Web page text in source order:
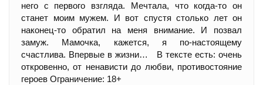
него с первого взгляда. Мечтала, что когда-то он
станет моим мужем. И вот спустя столько лет он
наконец-то обратил на меня внимание. И позвал
замуж. Мамочка, кажется, я по-настоящему
счастлива. Впервые в жизни… В тексте есть: очень
откровенно, от ненависти до любви, противостояние
героев Ограничение: 18+